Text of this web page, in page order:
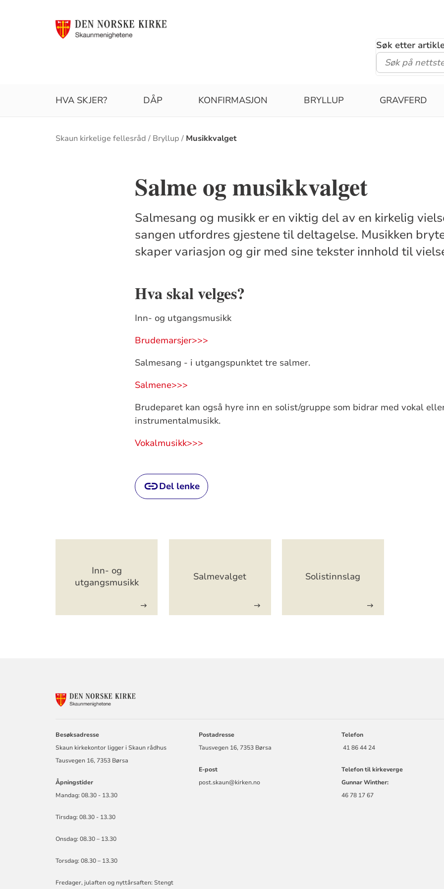
Søk etter
HVA SKJER? DÅP KONFIRMASJON BRYLLUP GRAVFERD
Brødsmulesti
Skaun kirkelige fellesråd Bryllup Musikkvalget
Salme og musikkvalget
Salmesang og musikk er en viktig del av en kirkelig
sangen utfordres gjestene til deltagelse. Musikken
skaper variasjon og gir med sine tekster innhold til
Hva skal velges?
Inn- og utgangsmusikk
Brudemarsjer>>>
Salmesang - i utgangspunktet tre salmer.
Salmene>>>
Brudeparet kan også hyre inn en solist/gruppe som bidrar med vokal
instrumentalmusikk.
Vokalmusikk>>>
Del lenke
Inn- og
utgangsmusikk
Salmevalget Solistinnslag
MENIGHETER
Besøksadresse
Skaun kirkekontor ligger i Skaun rådhus
Tausvegen 16, 7353 Børsa
Åpningstider
Mandag: 08.30 - 13.30
Tirsdag: 08.30 - 13.30
Onsdag: 08.30 – 13.30
Torsdag: 08.30 – 13.30
Fredager, julaften og nyttårsaften: Stengt
Postadresse
Tausvegen 16, 7353 Børsa
E-post
post.skaun@kirken.no
Telefon
41 86 44 24
Telefon til kirkeverge
Gunnar Winther:
46 78 17 67